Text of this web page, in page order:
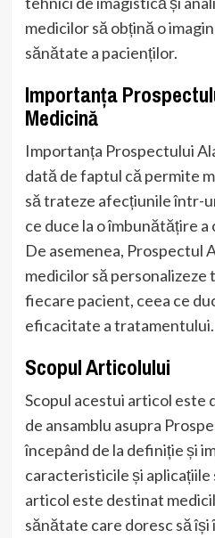
medicilor să obțină o
sănătate a pacienților.
Importanța
Medicină
Importanța Prospectului
dată de faptul că permite
să trateze afecțiunile într-
ce duce la o îmbunătățire
De asemenea, Prospectul
medicilor să
fiecare pacient, ceea ce
eficacitate a tratamentului.
Scopul Articolului
Scopul acestui articol este
de ansamblu asupra
începând de la definiție și
caracteristicile și aplicațiile
articol este destinat
sănătate care doresc să